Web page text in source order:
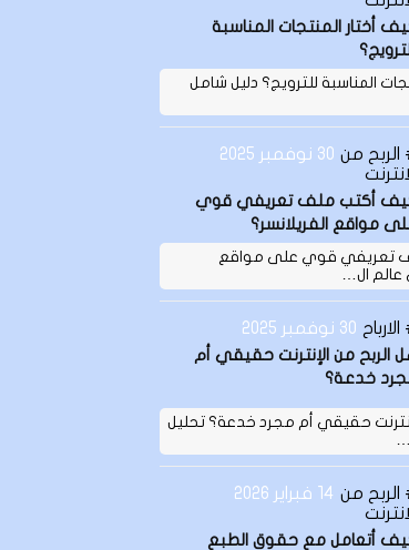
أختار المنتجات المناسبة
المناسبة للترويج؟ دليل شامل
الربح من 30 نوفمبر 2025
أكتب ملف تعريفي قوي
مواقع الفريلانسر؟
تعريفي قوي على مواقع
عالم ال…
الارباح 30 نوفمبر 2025
الربح من الإنترنت حقيقي أم
خدعة؟
حقيقي أم مجرد خدعة؟ تحليل
الربح من 14 فبراير 2026
أتعامل مع حقوق الطبع